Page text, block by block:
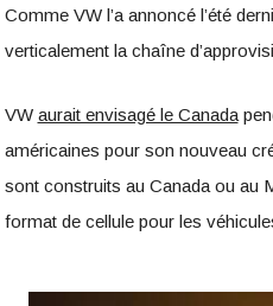
Comme VW l’a annoncé l’été
verticalement la chaîne
VW aurait envisagé le Canada
américaines pour son nouveau
sont construits au Canada ou au
format de cellule pour les